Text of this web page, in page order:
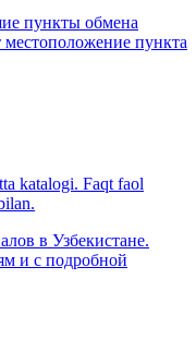
пункты обмена
пункта
katalogi. Faqt faol
в Узбекистане.
и с подробной